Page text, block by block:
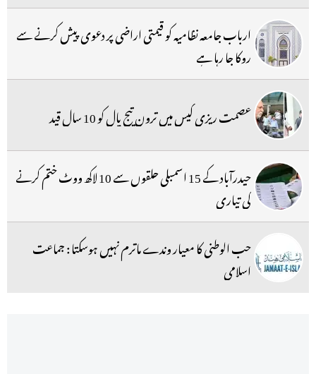
ارباب جامعہ نظامیہ کو قیمتی اراضی پر دعوی پیش کرنے سے
روکا جا رہا ہے
عصمت ریزی کیس میں ترون تیج پال کو 10 سال قید
حیدرآباد کے 15 اسمبلی حلقوں سے 10 لاکھ ووٹ ختم کرنے
کی تیاری
حب الوطنی کا معیار وندے ماترم نہیں ہوسکتا : جماعت
اسلامی